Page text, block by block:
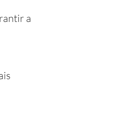
a